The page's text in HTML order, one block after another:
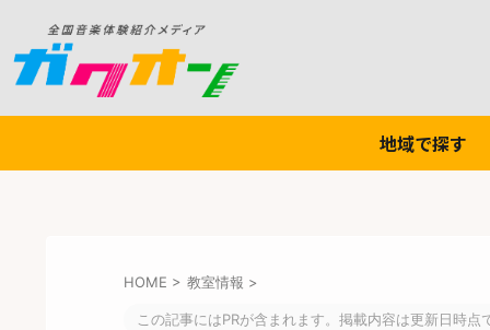
地域で探す
HOME > 教室情報 >
この記事にはPRが含まれます。掲載内容は更新日時点